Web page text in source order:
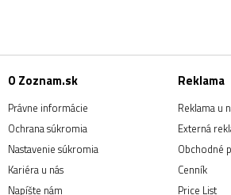
O Zoznam.sk
Právne informácie
Ochrana súkromia
Nastavenie súkromia
Kariéra u nás
Napíšte nám
Reklama
Reklama u
Externá
Obchodné
Cenník
Price List